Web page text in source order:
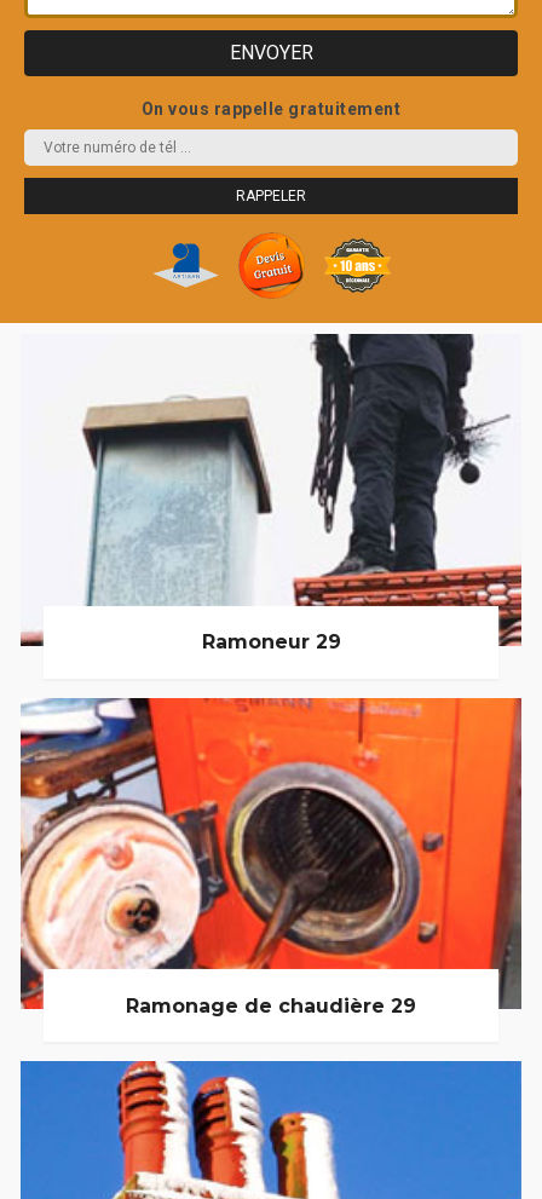
On vous rappelle gratuitement
Ramoneur 29
Ramonage de chaudière 29